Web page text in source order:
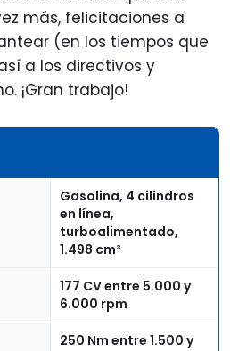
más, felicitaciones a
(en los tiempos que
a los directivos y
¡Gran trabajo!
Gasolina, 4 cilindros
en línea,
turboalimentado,
1.498 cm³
177 CV entre 5.000 y
6.000 rpm
250 Nm entre 1.500 y